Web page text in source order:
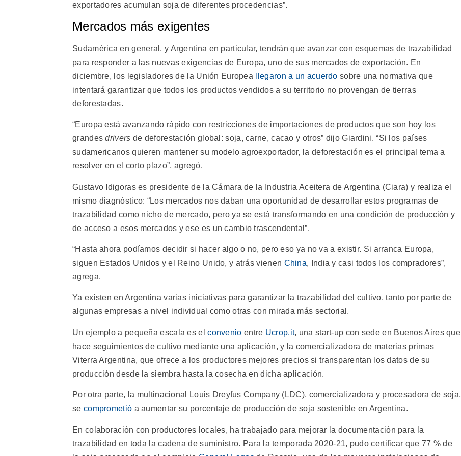
exportadores acumulan soja de diferentes procedencias”.
Mercados más exigentes
Sudamérica en general, y Argentina en particular, tendrán que avanzar con esquemas de trazabilidad
para responder a las nuevas exigencias de Europa, uno de sus mercados de exportación. En
diciembre, los legisladores de la Unión Europea
llegaron a un acuerdo sobre una normativa que
intentará garantizar que todos los productos vendidos a su territorio no provengan de tierras
deforestadas.
“Europa está avanzando rápido con restricciones de importaciones de productos que son hoy los
grandesdrivers de deforestación global: soja, carne, cacao y otros” dijo Giardini. “Si los países
sudamericanos quieren mantener su modelo agroexportador, la deforestación es el principal tema a
resolver en el corto plazo”, agregó.
Gustavo Idigoras es presidente de la Cámara de la Industria Aceitera de Argentina (Ciara) y realiza el
mismo diagnóstico: “Los mercados nos daban una oportunidad de desarrollar estos programas de
trazabilidad como nicho de mercado, pero ya se está transformando en una condición de producción y
de acceso a esos mercados y ese es un cambio trascendental”.
“Hasta ahora podíamos decidir si hacer algo o no, pero eso ya no va a existir. Si arranca Europa,
siguen Estados Unidos y el Reino Unido, y atrás vienen China, India y casi todos los compradores”,
agrega.
Ya existen en Argentina varias iniciativas para garantizar la trazabilidad del cultivo, tanto por parte de
algunas empresas a nivel individual como otras con mirada más sectorial.
Un ejemplo a pequeña escala es elconvenio entre Ucrop.it, una start-up con sede en Buenos Aires que
hace seguimientos de cultivo mediante una aplicación, y la comercializadora de materias primas
Viterra Argentina, que ofrece a los productores mejores precios si transparentan los datos de su
producción desde la siembra hasta la cosecha en dicha aplicación.
Por otra parte, la multinacional Louis Dreyfus Company (LDC), comercializadora y procesadora de soja,
se comprometió a aumentar su porcentaje de producción de soja sostenible en Argentina.
En colaboración con productores locales, ha trabajado para mejorar la documentación para la
trazabilidad en toda la cadena de suministro. Para la temporada 2020-21, pudo certificar que 77 % de